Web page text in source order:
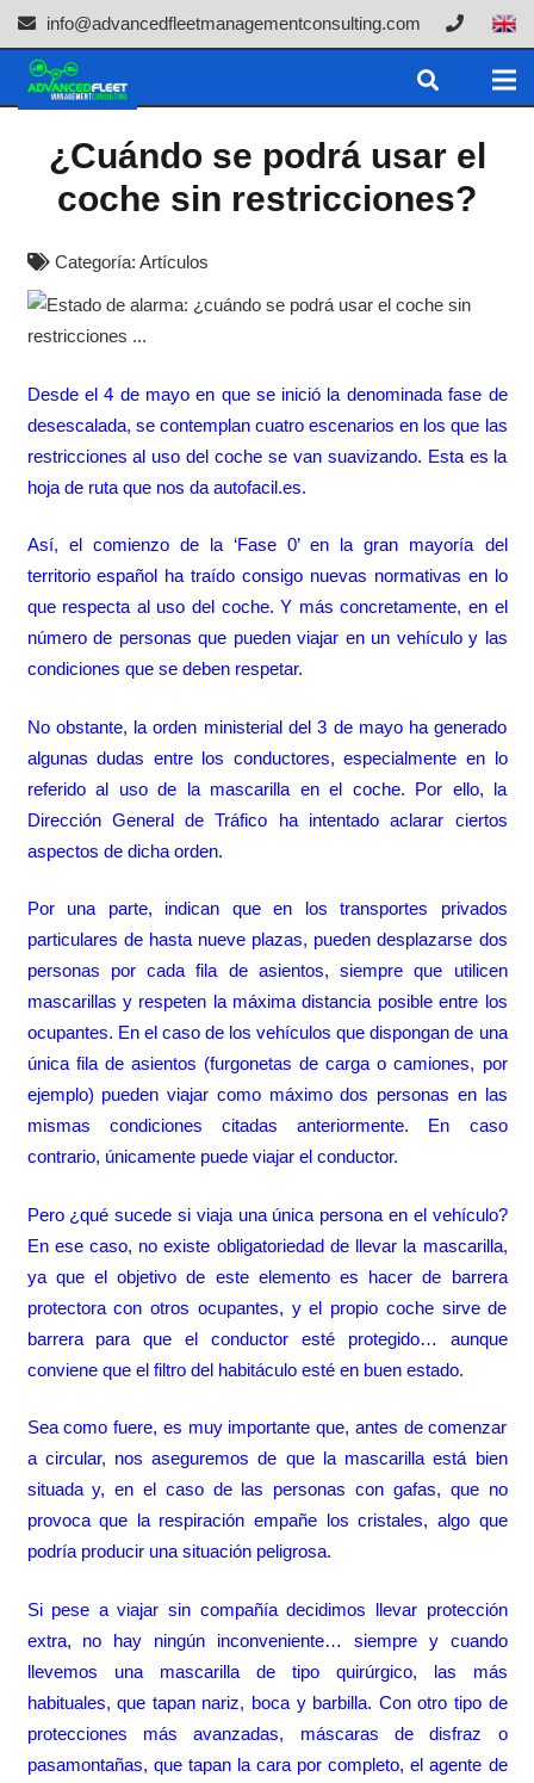
info@advancedfleetmanagementconsulting.com
¿Cuándo se podrá usar el
coche sin restricciones?
Categoría: Artículos
Desde el 4 de mayo en que se inició la denominada fase de
desescalada, se contemplan cuatro escenarios en los que las
restricciones al uso del coche se van suavizando. Esta es la
hoja de ruta que nos da autofacil.es.
Así, el comienzo de la ‘Fase 0’ en la gran mayoría del
territorio español ha traído consigo nuevas normativas en lo
que respecta al uso del coche. Y más concretamente, en el
número de personas que pueden viajar en un vehículo y las
condiciones que se deben respetar.
No obstante, la orden ministerial del 3 de mayo ha generado
algunas dudas entre los conductores, especialmente en lo
referido al uso de la mascarilla en el coche. Por ello, la
Dirección General de Tráfico ha intentado aclarar ciertos
aspectos de dicha orden.
Por una parte, indican que en los transportes privados
particulares de hasta nueve plazas, pueden desplazarse dos
personas por cada fila de asientos, siempre que utilicen
mascarillas y respeten la máxima distancia posible entre los
ocupantes. En el caso de los vehículos que dispongan de una
única fila de asientos (furgonetas de carga o camiones, por
ejemplo) pueden viajar como máximo dos personas en las
mismas condiciones citadas anteriormente. En caso
contrario, únicamente puede viajar el conductor.
Pero ¿qué sucede si viaja una única persona en el vehículo?
En ese caso, no existe obligatoriedad de llevar la mascarilla,
ya que el objetivo de este elemento es hacer de barrera
protectora con otros ocupantes, y el propio coche sirve de
barrera para que el conductor esté protegido… aunque
conviene que el filtro del habitáculo esté en buen estado.
Sea como fuere, es muy importante que, antes de comenzar
a circular, nos aseguremos de que la mascarilla está bien
situada y, en el caso de las personas con gafas, que no
provoca que la respiración empañe los cristales, algo que
podría producir una situación peligrosa.
Si pese a viajar sin compañía decidimos llevar protección
extra, no hay ningún inconveniente… siempre y cuando
llevemos una mascarilla de tipo quirúrgico, las más
habituales, que tapan nariz, boca y barbilla. Con otro tipo de
protecciones más avanzadas, máscaras de disfraz o
pasamontañas, que tapan la cara por completo, el agente de